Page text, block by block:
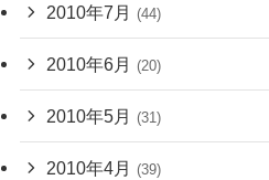
2010年7月 (44)
2010年6月 (20)
2010年5月 (31)
2010年4月 (39)